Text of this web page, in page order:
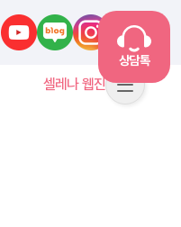
유튜브네이버블로그인스타그램카카오톡
셀레나 웹진 메뉴
상담톡